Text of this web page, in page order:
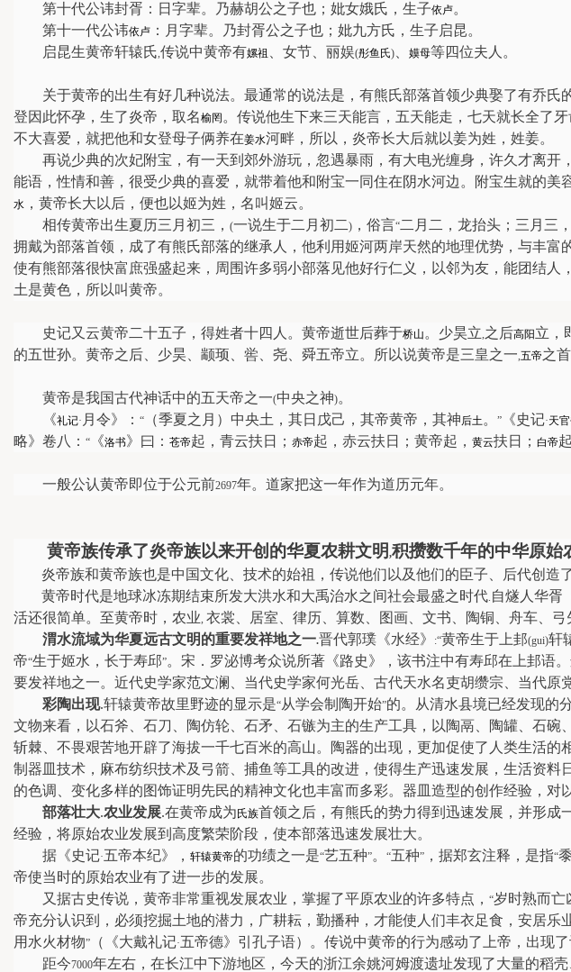
第十代公讳封胥：日字辈。乃赫胡公之子也；妣女娥氏，生子依卢。
第十一代公讳依卢 ：月字辈。乃封胥公之子也；妣九方氏，生子启昆。
启昆生黄帝轩辕氏,传说中黄帝有嫘祖 、女节、丽娱(彤鱼氏) 嫫母等四位夫人。
关于黄帝的出生有好几种说法。最通常的说法是，有熊氏部落首领少典娶了有乔氏
登因此怀孕，生了炎帝，取名榆罔 。传说他生下来三天能言，五天能走，七天就长全了
不大喜爱，就把他和女登母子俩养在姜水河畔，所以，炎帝长大后就以姜为姓，姓姜。
再说少典的次妃附宝，有一天到郊外游玩，忽遇暴雨，有大电光缠身，许久才离开
能语，性情和善，很受少典的喜爱，就带着他和附宝一同住在阴水河边。附宝生就的
水 ，黄帝长大以后，便也以姬为姓，名叫姬云。
相传黄帝出生夏历三月初三， (一说生于二月初二) ，俗言“二月二，龙抬头；三月三
拥戴为部落首领，成了有熊氏部落的继承人，他利用姬河两岸天然的地理优势，与丰
使有熊部落很快富庶强盛起来，周围许多弱小部落见他好行仁义，以邻为友，能团结
土是黄色，所以叫黄帝。
史记又云黄帝二十五子，得姓者十四人。黄帝逝世后葬于桥山 。少昊立,之后高阳 立，
的五世孙。黄帝之后、少昊、颛顼、喾、尧、舜五帝立。所以说黄帝是三皇之一,五帝之首
黄帝是我国古代神话中的五天帝之一(中央之神)。
《礼记· 月令》： “ （季夏之月）中央土，其日戊己，其帝黄帝，其神后土。 ” 《史记·天
略》卷八： “ 《洛书》曰： 苍帝起，青云扶日； 赤帝起，赤云扶日；黄帝起， 黄云扶日； 白帝
一般公认黄帝即位于公元前2697年。道家把这一年作为道历元年。
黄帝族传承了炎帝族以来开创的华夏农耕文明 ,积攒数千年的中华原始
炎帝族和黄帝族也是中国文化、技术的始祖，传说他们以及他们的臣子、后代创造
黄帝时代是地球冰冻期结束所发大洪水和大禹治水之间社会最盛之时代. 自燧人华胥
活还很简单。至黄帝时，农业, 衣裳、居室、律历、算数、图画、文书、陶铜、舟车、弓
渭水流域为华夏远古文明的重要发祥地之一.晋代郭璞《水经》 :“黄帝生于上邽(gui)轩
帝“生于姬水，长于寿邱”。宋．罗泌博考众说所著《路史》，该书注中有寿邱在上邽语
要发祥地之一。近代史学家范文澜、当代史学家何光岳、古代天水名吏胡缵宗、当代
彩陶出现.轩辕黄帝故里野迹的显示是“从学会制陶开始”的。从清水县境已经发现的
文物来看，以石斧、石刀、陶仿轮、石矛、石镞为主的生产工具，以陶鬲、陶罐、石
斩棘、不畏艰苦地开辟了海拔一千七百米的高山。陶器的出现，更加促使了人类生活
制器皿技术，麻布纺织技术及弓箭、捕鱼等工具的改进，使得生产迅速发展，生活资
的色调、变化多样的图饰证明先民的精神文化也丰富而多彩。器皿造型的创作经验，对
部落壮大.农业发展.在黄帝成为 氏族首领之后，有熊氏的势力得到迅速发展，并形成
经验，将原始农业发展到高度繁荣阶段，使本部落迅速发展壮大。
据《史记·五帝本纪》， 轩辕黄帝的功绩之一是“艺五种”。 “五种” ，据郑玄注释，是指“
帝使当时的原始农业有了进一步的发展。
又据古史传说，黄帝非常重视发展农业，掌握了平原农业的许多特点， “岁时熟而亡
帝充分认识到，必须挖掘土地的潜力，广耕耘，勤播种，才能使人们丰衣足食，安居乐
用水火材物” （《大戴礼记·五帝德》引孔子语）。传说中黄帝的行为感动了上帝，出现了
距今7000年左右，在长江中下游地区，今天的浙江余姚河姆渡遗址发现了大量的稻